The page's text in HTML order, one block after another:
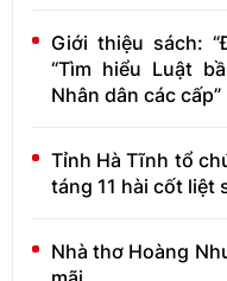
Giới thiệu sách:
“Tìm hiểu Luật
Nhân dân các cấp”
Tỉnh Hà Tĩnh tổ
táng 11 hài cốt liệt
Nhà thơ Hoàng